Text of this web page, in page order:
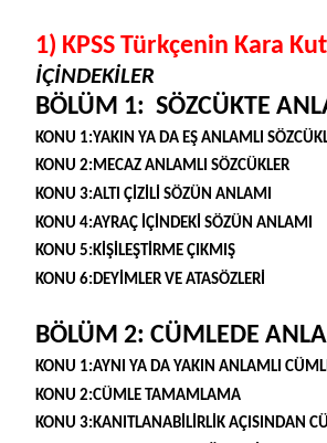
1) KPSS Türkçenin Kara
İÇİNDEKİLER
BÖLÜM 1: SÖZCÜKTE
KONU 1:YAKIN YA DA EŞ ANLAMLI
KONU 2:MECAZ ANLAMLI SÖZCÜKLER
KONU 3:ALTI ÇİZİLİ SÖZÜN ANLAMI
KONU 4:AYRAÇ İÇİNDEKİ SÖZÜN ANLAMI
KONU 5:KİŞİLEŞTİRME ÇIKMIŞ
KONU 6:DEYİMLER VE ATASÖZLERİ
BÖLÜM 2: CÜMLEDE
KONU 1:AYNI YA DA YAKIN ANLAMLI
KONU 2:CÜMLE TAMAMLAMA
KONU 3:KANITLANABİLİRLİK AÇISINDAN